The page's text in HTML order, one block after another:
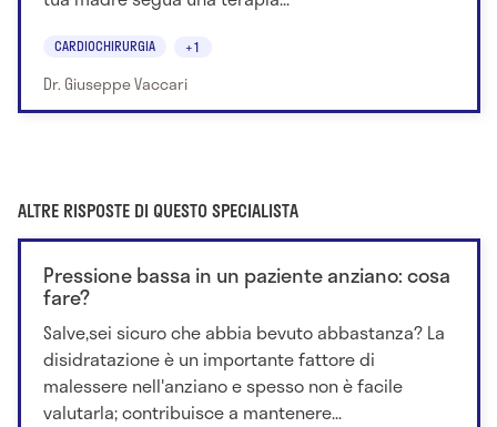
CARDIOCHIRURGIA +1
Dr. Giuseppe Vaccari
ALTRE RISPOSTE DI QUESTO SPECIALISTA
Pressione bassa in un paziente anziano: cosa
fare?
Salve,sei sicuro che abbia bevuto abbastanza? La
disidratazione è un importante fattore di
malessere nell'anziano e spesso non è facile
valutarla; contribuisce a mantenere...